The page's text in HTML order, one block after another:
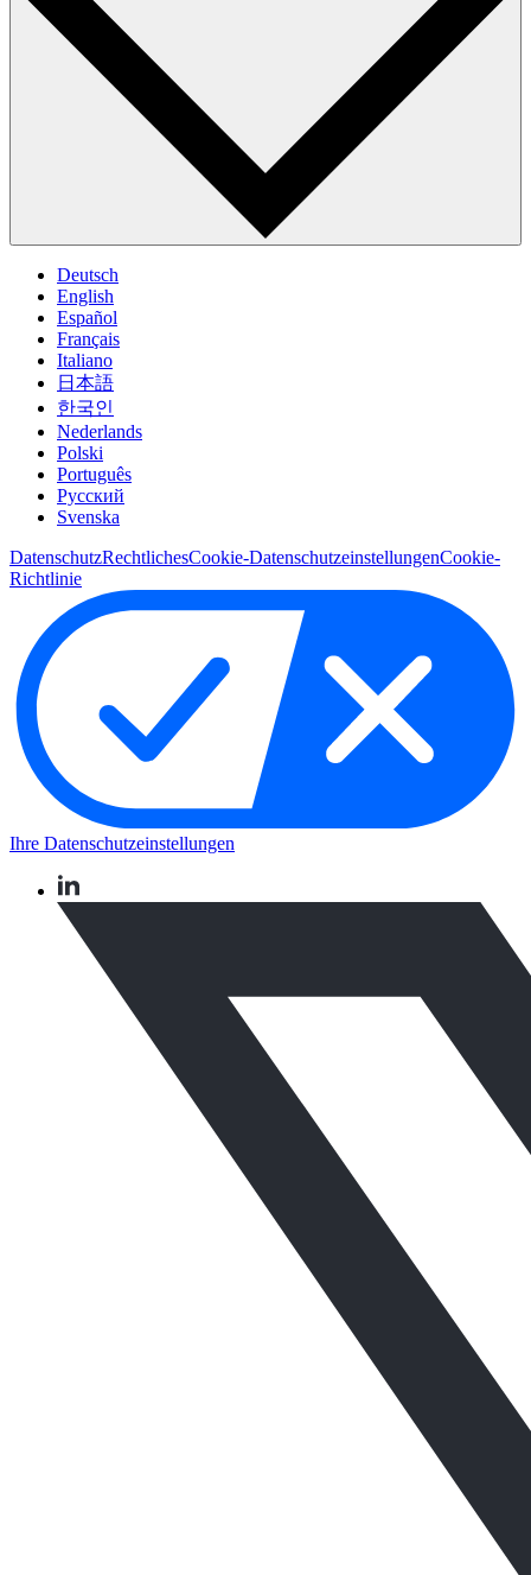
Deutsch
English
Español
Français
Italiano
日本語
한국인
Nederlands
Polski
Português
Pусский
Svenska
DatenschutzRechtlichesCookie-DatenschutzeinstellungenCookie-
Richtlinie
Ihre Datenschutzeinstellungen